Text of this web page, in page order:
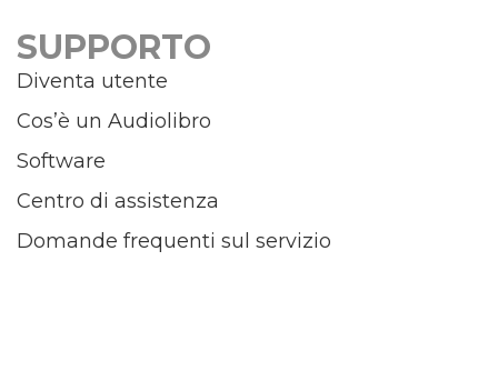
SUPPORTO
Diventa utente
Cos’è un Audiolibro
Software
Centro di assistenza
Domande frequenti sul servizio